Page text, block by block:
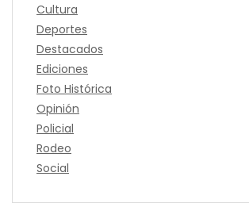
Cultura
Deportes
Destacados
Ediciones
Foto Histórica
Opinión
Policial
Rodeo
Social